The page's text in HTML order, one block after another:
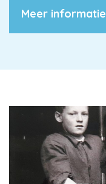
Meer informatie